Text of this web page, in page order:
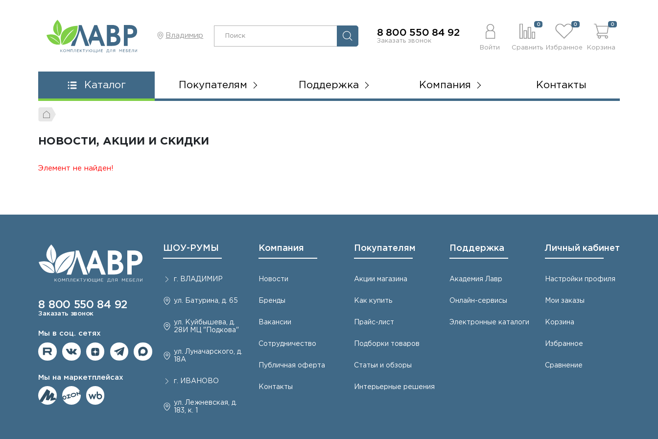
Владимир 8 800 550 84 92
Заказать звонок
Войти
0
Сравнить
0
Избранное
0
Корзина
Каталог Покупателям Поддержка Компания Контакты
НОВОСТИ, АКЦИИ И СКИДКИ
Элемент не найден!
8 800 550 84 92
Заказать звонок
Мы в соц. сетях
Мы на маркетплейсах
ШОУ-РУМЫ
г. ВЛАДИМИР
ул. Батурина, д. 65
ул. Куйбышева, д.
28И МЦ "Подкова"
ул. Луначарского, д.
18А
г. ИВАНОВО
ул. Лежневская, д.
183, к. 1
Компания
Новости
Бренды
Вакансии
Сотрудничество
Публичная оферта
Контакты
Покупателям
Акции магазина
Как купить
Прайс-лист
Подборки товаров
Статьи и обзоры
Интерьерные решения
Поддержка
Академия Лавр
Онлайн-сервисы
Электронные каталоги
Личный кабинет
Настройки профиля
Мои заказы
Корзина
Избранное
Сравнение